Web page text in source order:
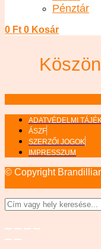
ÁSZF
SZERZŐI JOGOK
IMPRESSZUM
© Copyright